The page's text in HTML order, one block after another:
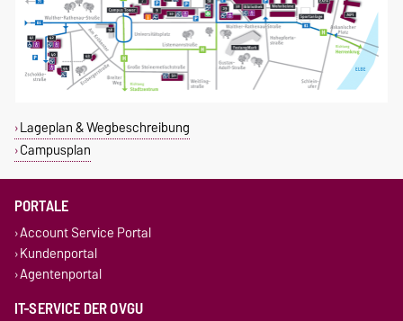
Lageplan & Wegbeschreibung
Campusplan
PORTALE
Account Service Portal
Kundenportal
Agentenportal
IT-SERVICE DER OVGU